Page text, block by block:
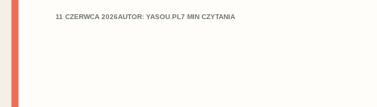
11 CZERWCA 2026AUTOR: YASOU.PL7 MIN CZYTANIA